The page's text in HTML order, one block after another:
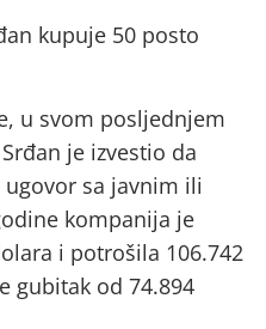
kupuje 50 posto
u svom posljednjem
je izvestio da
sa javnim ili
kompanija je
i potrošila 106.742
gubitak od 74.894